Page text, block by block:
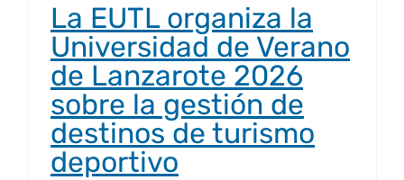
La EUTL organiza la
Universidad de Verano
de Lanzarote 2026
sobre la gestión de
destinos de turismo
deportivo